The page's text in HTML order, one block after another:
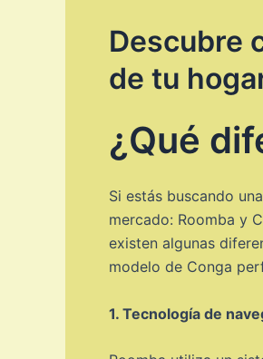
Descubre
de tu
¿Qué
Si estás buscando
mercado: Roomba y
existen algunas
modelo de Conga
1. Tecnología de